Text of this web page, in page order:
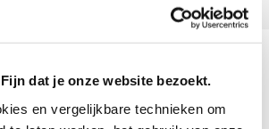
dat je onze website bezoekt.
en vergelijkbare technieken om